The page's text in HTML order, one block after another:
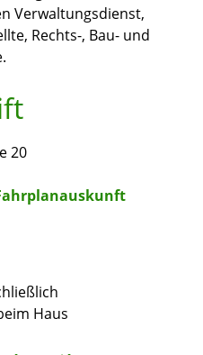
Verwaltungsdienst,
Rechts-, Bau- und
20
Haus